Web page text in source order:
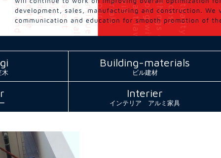
木
Building-materials
ビル建材
Interier
インテリア アルミ家具